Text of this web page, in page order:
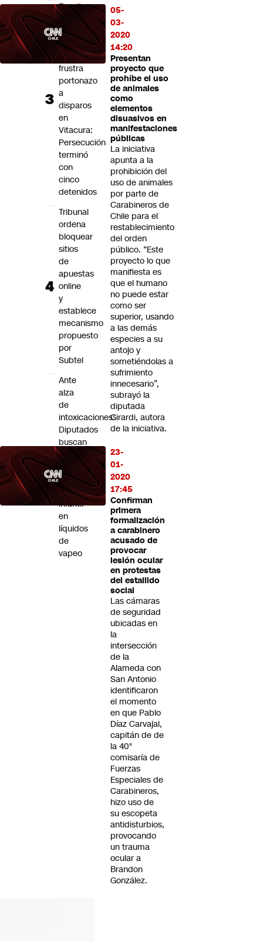
05-
03-
2020
14:20
Presentan
proyecto que
prohíbe el uso
de animales
como
elementos
disuasivos en
manifestaciones
públicas
La iniciativa
apunta a la
prohibición del
uso de animales
por parte de
Carabineros de
Chile para el
restablecimiento
del orden
público. “Este
proyecto lo que
manifiesta es
que el humano
no puede estar
como ser
superior, usando
a las demás
especies a su
antojo y
sometiéndolas a
sufrimiento
innecesario”,
subrayó la
diputada
Girardi, autora
de la iniciativa.
23-
01-
2020
17:45
Confirman
primera
formalización
a carabinero
acusado de
provocar
lesión ocular
en protestas
del estallido
social
Las cámaras
de seguridad
ubicadas en
la
intersección
de la
Alameda con
San Antonio
identificaron
el momento
en que Pablo
Díaz Carvajal,
capitán de de
la 40°
comisaría de
Fuerzas
Especiales de
Carabineros,
hizo uso de
su escopeta
antidisturbios,
provocando
un trauma
ocular a
Brandon
González.
Escolta
del
exministro
Luis
Cordero
frustra
portonazo
a
disparos
en
Vitacura:
Persecución
terminó
con
cinco
detenidos
Tribunal
ordena
bloquear
sitios
de
apuestas
online
y
establece
mecanismo
propuesto
por
Subtel
Ante
alza
de
intoxicaciones:
Diputados
buscan
exigir
cierres
de
seguridad
infantil
en
líquidos
de
vapeo